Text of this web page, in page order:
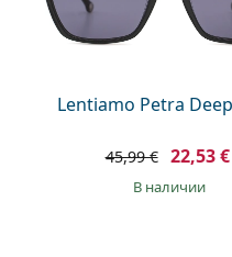
Persol
Все бренды
Lentiamo Petra
45,99 € 22,53 €
в наличии